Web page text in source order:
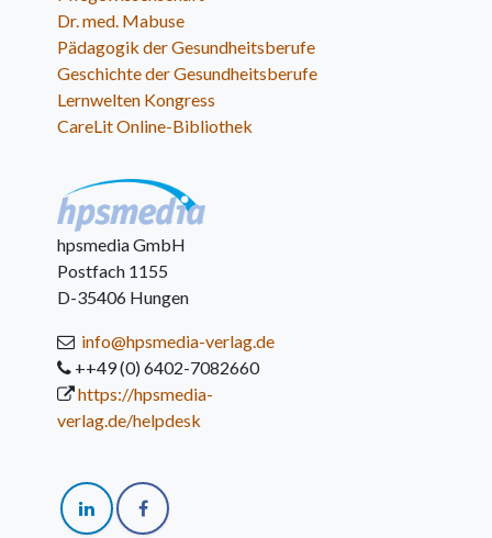
Dr. med. Mabuse
Pädagogik der Gesundheitsberufe
Geschichte der Gesundheitsberufe
Lernwelten Kongress
CareLit Online-Bibliothek
hpsmedia GmbH
Postfach 1155
D-35406 Hungen
info@hpsmedia-verlag.de
++49 (0) 6402-7082660
https://hpsmedia-
verlag.de/helpdesk